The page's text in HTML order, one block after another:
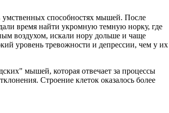
умственных способностях мышей. После
время найти укромную темную норку, где
воздухом, искали нору дольше и чаще
уровень тревожности и депрессии, чем у их
мышей, которая отвечает за процессы
Строение клеток оказалось более